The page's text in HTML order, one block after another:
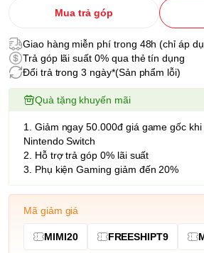
Mua trả góp
Giao hàng miễn phí trong 48h (chỉ áp
Trả góp lãi suất 0% qua thẻ tín dụng
Đổi trả trong 3 ngày*(Sản phẩm lỗi)
Quà tặng khuyến mãi
1. Giảm ngay 50.000đ giá game gốc khi
Nintendo Switch
2. Hỗ trợ trả góp 0% lãi suất
3. Phụ kiện Gaming giảm đến 20%
Mã giảm giá
MIMI20 FREESHIPT9